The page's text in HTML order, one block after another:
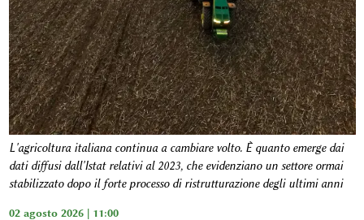
L'agricoltura italiana continua a cambiare volto. È quanto emerge dai
dati diffusi dall'Istat relativi al 2023, che evidenziano un settore ormai
stabilizzato dopo il forte processo di ristrutturazione degli ultimi anni
02 agosto 2026 | 11:00